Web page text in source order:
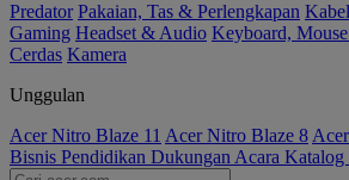
Predator Pakaian, Tas & Perlengkapan
Gaming Headset & Audio Keyboard,
Cerdas Kamera
Unggulan
Acer Nitro Blaze 11 Acer Nitro Blaze 8
Bisnis Pendidikan Dukungan Acara Katalog